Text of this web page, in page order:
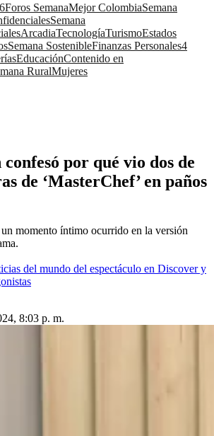
Foros SemanaMejor ColombiaSemana
Semana
ArcadiaTecnologíaTurismoEstados
Semana SostenibleFinanzas Personales4
EducaciónContenido en
RuralMujeres
por qué vio dos de
de ‘MasterChef’ en paños
momento íntimo ocurrido en la versión
del mundo del espectáculo en Discover y
8:03 p. m.